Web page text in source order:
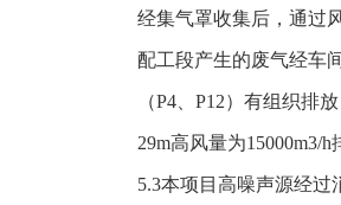
经集气罩收集后，通过
配工段产生的废气经车
（P4、P12）有组织
29m高风量为15000m3/
5.3本项目高噪声源经